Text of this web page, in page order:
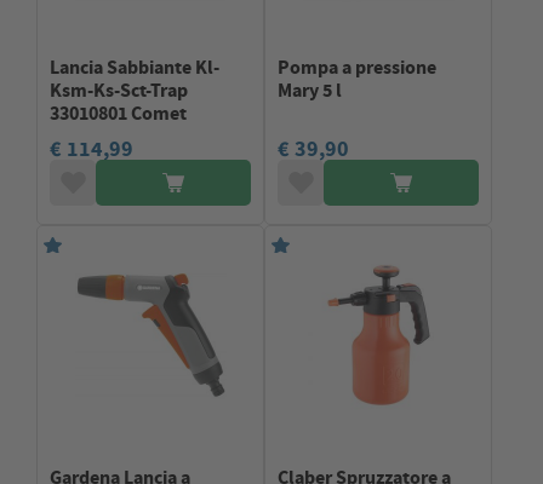
Lancia Sabbiante Kl-
Ksm-Ks-Sct-Trap
33010801 Comet
€ 114,99
Pompa a pressione
Mary 5 l
€ 39,90
Gardena Lancia a
Claber Spruzzatore a